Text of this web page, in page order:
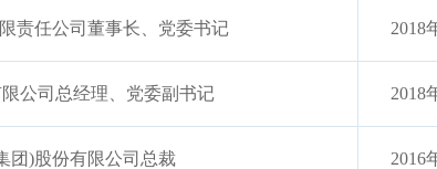
责任公司董事长、党委书记 2018
公司总经理、党委副书记 2018
团)股份有限公司总裁 2016